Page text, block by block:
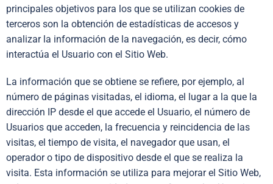
principales objetivos para los que se utilizan cookies de
terceros son la obtención de estadísticas de accesos y
analizar la información de la navegación, es decir, cómo
interactúa el Usuario con el Sitio Web.
La información que se obtiene se refiere, por ejemplo, al
número de páginas visitadas, el idioma, el lugar a la que la
dirección IP desde el que accede el Usuario, el número de
Usuarios que acceden, la frecuencia y reincidencia de las
visitas, el tiempo de visita, el navegador que usan, el
operador o tipo de dispositivo desde el que se realiza la
visita. Esta información se utiliza para mejorar el Sitio Web,